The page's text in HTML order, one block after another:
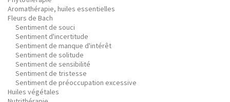
Aromathérapie, huiles essentielles
Fleurs de Bach
Sentiment de souci
Sentiment d'incertitude
Sentiment de manque d'intérêt
Sentiment de solitude
Sentiment de sensibilité
Sentiment de tristesse
Sentiment de préoccupation excessive
Huiles végétales